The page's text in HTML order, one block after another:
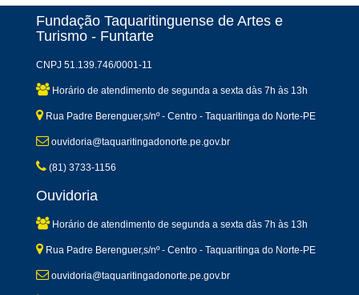
Fundação Taquaritinguense de Artes e
Turismo - Funtarte
CNPJ 51.139.746/0001-11
Horário de atendimento de segunda a sexta dàs 7h às 13h
Rua Padre Berenguer,s/nº - Centro - Taquaritinga do Norte-PE
ouvidoria@taquaritingadonorte.pe.gov.br
(81) 3733-1156
Ouvidoria
Horário de atendimento de segunda a sexta dàs 7h às 13h
Rua Padre Berenguer,s/nº - Centro - Taquaritinga do Norte-PE
ouvidoria@taquaritingadonorte.pe.gov.br